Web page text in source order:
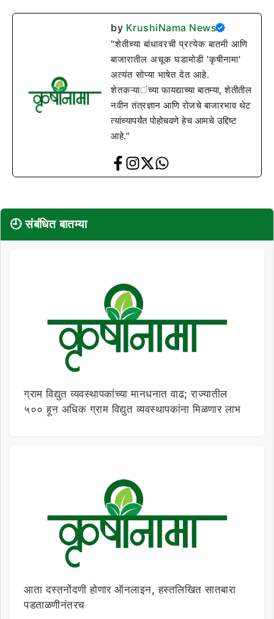
by KrushiNama News
"शेतीच्या बांधावरची प्रत्येक बातमी आणि
बाजारातील अचूक घडामोडी 'कृषीनामा'
अत्यंत सोप्या भाषेत देत आहे.
शेतकऱ्यांच्या फायद्याच्या बातम्या, शेतीतील
नवीन तंत्रज्ञान आणि रोजचे बाजारभाव थेट
त्यांच्यापर्यंत पोहोचवणे हेच आमचे उद्दिष्ट
आहे."
🕘 संबंधित बातम्या
ग्राम विद्युत व्यवस्थापकांच्या मानधनात वाढ; राज्यातील
५०० हून अधिक ग्राम विद्युत व्यवस्थापकांना मिळणार लाभ
आता दस्तनोंदणी होणार ऑनलाइन, हस्तलिखित सातबारा
पडताळणीनंतरच